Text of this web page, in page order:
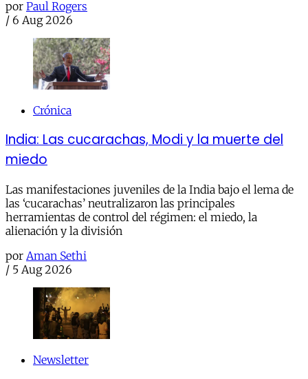
por Paul Rogers
/ 6 Aug 2026
Crónica
India: Las cucarachas, Modi y la muerte del
miedo
Las manifestaciones juveniles de la India bajo el lema de
las ‘cucarachas’ neutralizaron las principales
herramientas de control del régimen: el miedo, la
alienación y la división
por Aman Sethi
/ 5 Aug 2026
Newsletter